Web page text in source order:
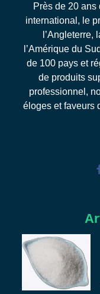
Près de 20 ans
international, le
l’Angleterre,
l’Amérique du
de 100 pays et
de produits
professionnel,
éloges et faveurs